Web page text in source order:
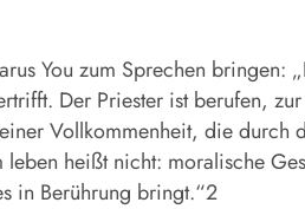
You zum Sprechen bringen:
Der Priester ist berufen,
Vollkommenheit, die durch
heißt nicht: moralische
in Berührung bringt.“2